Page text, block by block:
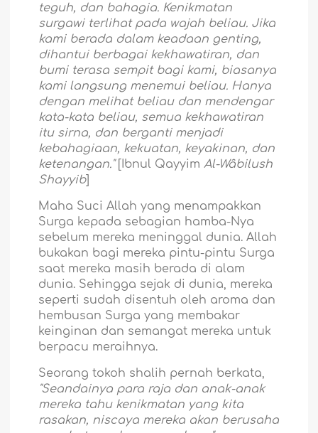
teguh, dan bahagia. Kenikmatan
surgawi terlihat pada wajah beliau. Jika
kami berada dalam keadaan genting,
dihantui berbagai kekhawatiran, dan
bumi terasa sempit bagi kami, biasanya
kami langsung menemui beliau. Hanya
dengan melihat beliau dan mendengar
kata-kata beliau, semua kekhawatiran
itu sirna, dan berganti menjadi
kebahagiaan, kekuatan, keyakinan, dan
ketenangan."
[Ibnul Qayyim Al-Wâbilush
Shayyib]
Maha Suci Allah yang menampakkan
Surga kepada sebagian hamba-Nya
sebelum mereka meninggal dunia. Allah
bukakan bagi mereka pintu-pintu Surga
saat mereka masih berada di alam
dunia. Sehingga sejak di dunia, mereka
seperti sudah disentuh oleh aroma dan
hembusan Surga yang membakar
keinginan dan semangat mereka untuk
berpacu meraihnya.
Seorang tokoh shalih pernah berkata,
"Seandainya para raja dan anak-anak
mereka tahu kenikmatan yang kita
rasakan, niscaya mereka akan berusaha